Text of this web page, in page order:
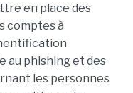
en place des
comptes à
au phishing et des
les personnes